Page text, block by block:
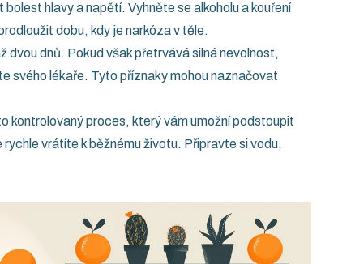
hlavy a napětí. Vyhněte se alkoholu a kouření
dobu, kdy je narkóza v těle.
dvou dnů. Pokud však přetrvává silná nevolnost,
svého lékaře. Tyto příznaky mohou naznačovat
kontrolovaný proces, který vám umožní podstoupit
vrátíte k běžnému životu. Připravte si vodu,